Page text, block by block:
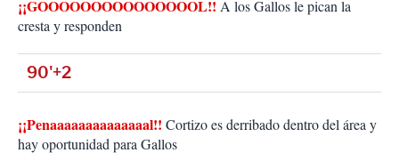
¡¡GOOOOOOOOOOOOOOOL!! A los Gallos le pican la
cresta y responden
90'+2
¡¡Penaaaaaaaaaaaaaal!! Cortizo es derribado dentro del área y
hay oportunidad para Gallos